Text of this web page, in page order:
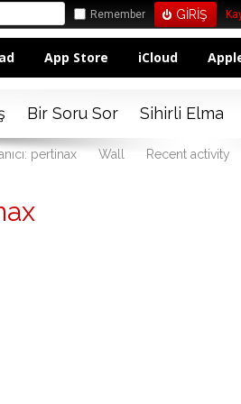
Remember
App Store iCloud
Bir Soru Sor Sihirli Elma
pertinax Wall Recent activity